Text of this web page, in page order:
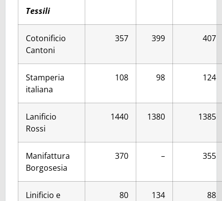
Tessili
Cotonificio
Cantoni
357 399 407
Stamperia
italiana
108 98 124
Lanificio
Rossi
1440 1380 1385
Manifattura
Borgosesia
370 – 355
Linificio e 80 134 88